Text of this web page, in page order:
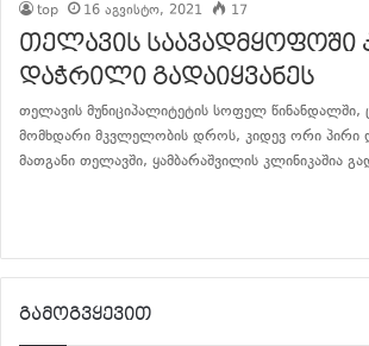
top 16 აგვისტო, 2021 17
თელავის საავადმყოფოში
დაჭრილი გადაიყვანეს
თელავის მუნიციპალიტეტის სოფელ წინანდალში,
მომხდარი მკვლელობის დროს, კიდევ ორი პირი
მათგანი თელავში, ყამბარაშვილის კლინიკაშია
გამოგვყევით